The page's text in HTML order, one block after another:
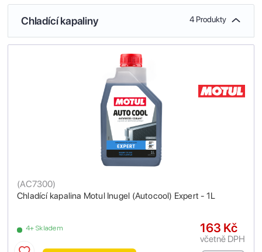
Chladící kapaliny 4 Produkty
Chladící kapalina Motul Inugel (Autocool) Expert - 1L
(AC7300)
4+ Skladem 163 Kč
včetně DPH